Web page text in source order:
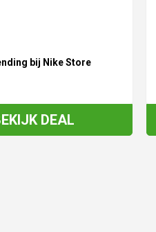
bij Nike Store
DEAL